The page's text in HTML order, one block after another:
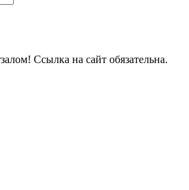
Ссылка на сайт обязательна.